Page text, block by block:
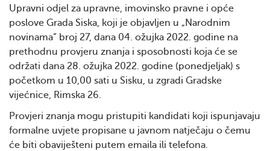
Upravni odjel za upravne, imovinsko pravne i opće
poslove Grada Siska, koji je objavljen u „Narodnim
novinama“ broj 27, dana 04. ožujka 2022. godine na
prethodnu provjeru znanja i sposobnosti koja će se
održati dana 28. ožujka 2022. godine (ponedjeljak) s
početkom u 10,00 sati u Sisku, u zgradi Gradske
vijećnice, Rimska 26.
Provjeri znanja mogu pristupiti kandidati koji ispunjavaju
formalne uvjete propisane u javnom natječaju o čemu
će biti obaviješteni putem emaila ili telefona.